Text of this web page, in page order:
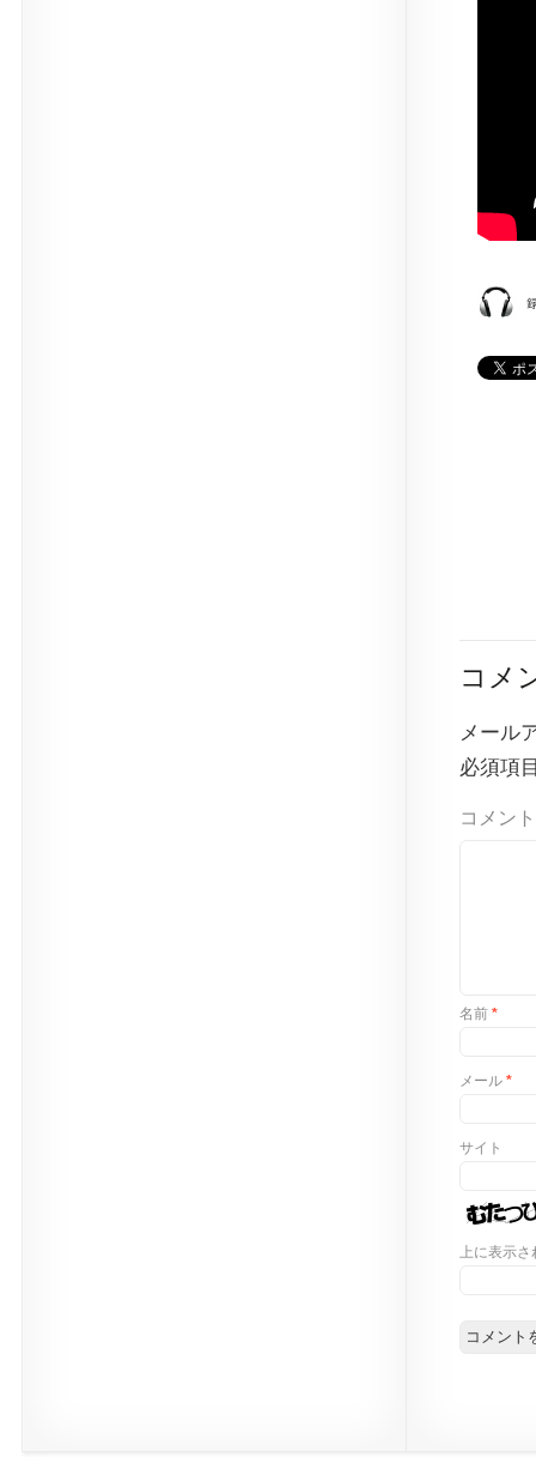
コメ
メール
必須項
コメント
名前 *
メール *
サイト
上に表示